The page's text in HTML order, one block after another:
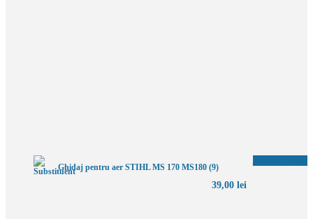
Ghidaj pentru aer STIHL MS 170 MS180 (9)
39,00 lei